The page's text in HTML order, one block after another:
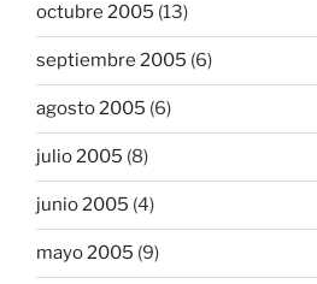
octubre 2005 (13)
septiembre 2005 (6)
agosto 2005 (6)
julio 2005 (8)
junio 2005 (4)
mayo 2005 (9)